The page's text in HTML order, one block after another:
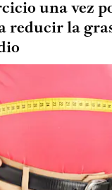
una vez
reducir la